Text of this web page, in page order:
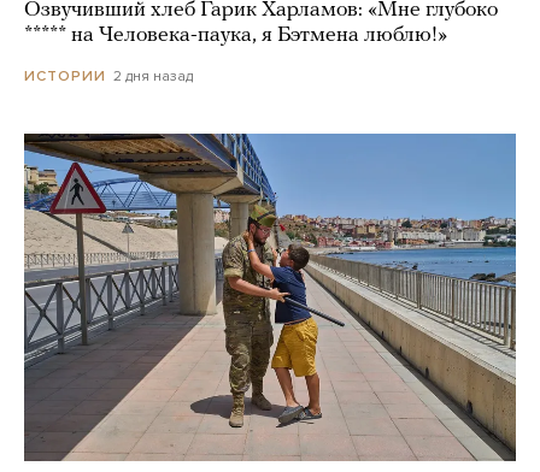
Озвучивший хлеб Гарик Харламов: «Мне глубоко
***** на Человека-паука, я Бэтмена люблю!»
ИСТОРИИ 2 дня назад